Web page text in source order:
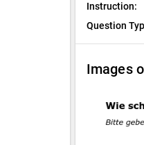
Instruction:
Question
Images